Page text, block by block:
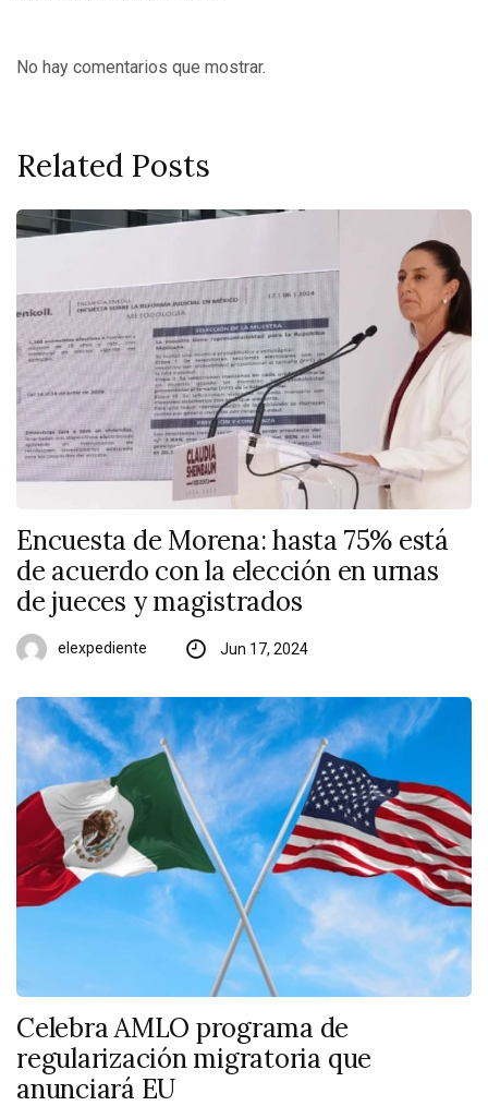
No hay comentarios que mostrar.
Related Posts
Encuesta de Morena: hasta 75% está
de acuerdo con la elección en urnas
de jueces y magistrados
elexpediente Jun 17, 2024
Celebra AMLO programa de
regularización migratoria que
anunciará EU